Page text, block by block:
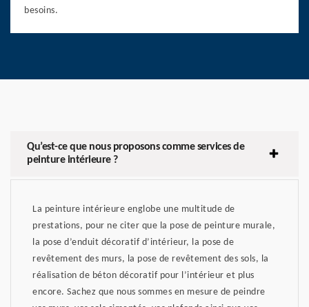
besoins.
Qu’est-ce que nous proposons comme services de
peinture intérieure ?
La peinture intérieure englobe une multitude de
prestations, pour ne citer que la pose de peinture murale,
la pose d’enduit décoratif d’intérieur, la pose de
revêtement des murs, la pose de revêtement des sols, la
réalisation de béton décoratif pour l’intérieur et plus
encore. Sachez que nous sommes en mesure de peindre